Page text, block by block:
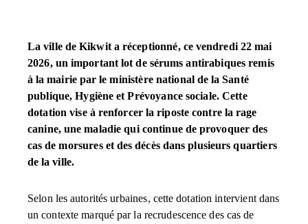
La ville de Kikwit a réceptionné, ce vendredi 22 mai
2026, un important lot de sérums antirabiques remis
à la mairie par le ministère national de la Santé
publique, Hygiène et Prévoyance sociale. Cette
dotation vise à renforcer la riposte contre la rage
canine, une maladie qui continue de provoquer des
cas de morsures et des décès dans plusieurs quartiers
de la ville.
Selon les autorités urbaines, cette dotation intervient dans
un contexte marqué par la recrudescence des cas de